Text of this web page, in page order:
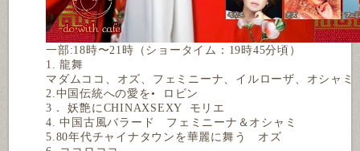
一部:18時〜21時（ショータイム：19時45分頃）
1. 龍舞
マダムココ、オズ、フェミニーナ、イルローザ、オシャミ
2.中国伝統への愛を•  ロビン
3． 妖艶にCHINAXSEXY  モリエ
4. 中国古風バラード　フェミニーナ＆オシャミ
5.80年代チャイナタウンを華麗に舞う　オズ